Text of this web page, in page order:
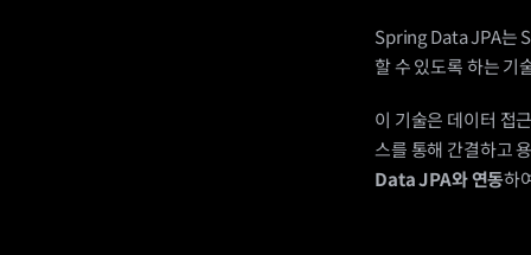
Spring Data JPA는
할 수 있도록 하는 기
이 기술은 데이터
스를 통해 간결하고
Data JPA와 연동하